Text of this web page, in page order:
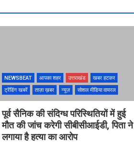
NEWSBEAT आपका शहर उत्तराखंड
खबर हटकर
ट्रेंडिंग खबरें
ताज़ा ख़बर न्यूज़ सोशल मीडिया वायरल
पूर्व सैनिक की संदिग्ध परिस्थितियों में हुई
मौत की जांच करेगी सीबीसीआईडी, पिता ने
लगाया है हत्या का आरोप